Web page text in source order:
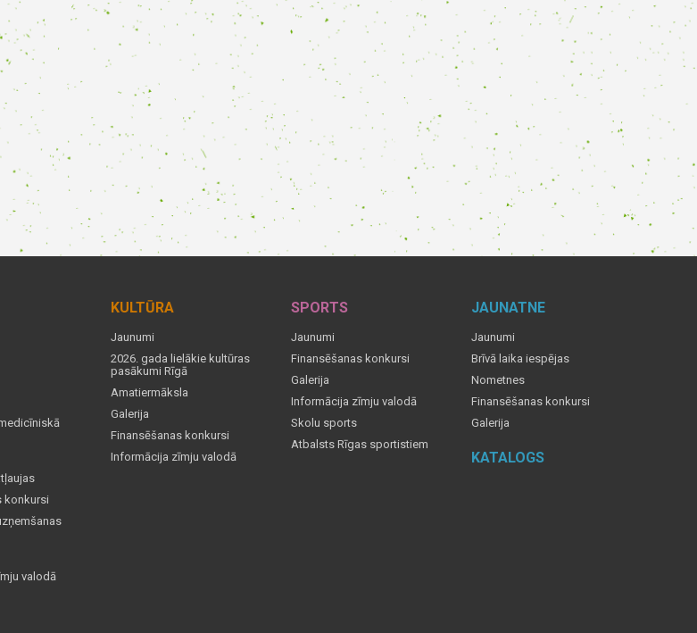
konkursi
valodā
KULTŪRA
Jaunumi
2026. gada lielākie kultūras
pasākumi Rīgā
Amatiermāksla
Galerija
Finansēšanas konkursi
Informācija zīmju valodā
SPORTS
Jaunumi
Finansēšanas konkursi
Galerija
Informācija zīmju valodā
Skolu sports
Atbalsts Rīgas sportistiem
JAUNATNE
Jaunumi
Brīvā laika iespējas
Nometnes
Finansēšanas konkursi
Galerija
KATALOGS